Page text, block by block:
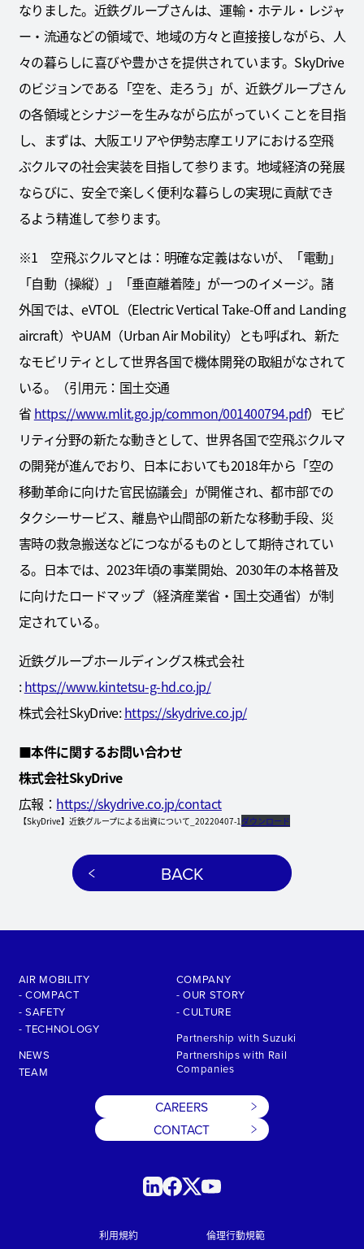
なりました。近鉄グループさんは、運輸・ホテル・レジャ
ー・流通などの領域で、地域の方々と直接接しながら、人
々の暮らしに喜びや豊かさを提供されています。SkyDrive
のビジョンである「空を、走ろう」が、近鉄グループさん
の各領域とシナジーを生みながら広がっていくことを目指
し、まずは、大阪エリアや伊勢志摩エリアにおける空飛
ぶクルマの社会実装を目指して参ります。地域経済の発展
ならびに、安全で楽しく便利な暮らしの実現に貢献でき
るよう精進して参ります。
※1 空飛ぶクルマとは：明確な定義はないが、「電動」
「自動（操縦）」「垂直離着陸」が一つのイメージ。諸
外国では、eVTOL（Electric Vertical Take-Off and Landing
aircraft）やUAM（Urban Air Mobility）とも呼ばれ、新た
なモビリティとして世界各国で機体開発の取組がなされて
いる。（引用元：国土交通
省 https://www.mlit.go.jp/common/001400794.pdf）モビ
リティ分野の新たな動きとして、世界各国で空飛ぶクルマ
の開発が進んでおり、日本においても2018年から「空の
移動革命に向けた官民協議会」が開催され、都市部での
タクシーサービス、離島や山間部の新たな移動手段、災
害時の救急搬送などにつながるものとして期待されてい
る。日本では、2023年頃の事業開始、2030年の本格普及
に向けたロードマップ（経済産業省・国土交通省）が制
定されている。
近鉄グループホールディングス株式会社
:https://www.kintetsu-g-hd.co.jp/
株式会社SkyDrive:https://skydrive.co.jp/
■本件に関するお問い合わせ
株式会社SkyDrive
広報： https://skydrive.co.jp/contact
【SkyDrive】近鉄グループによる出資について_20220407-1ダウンロード
BACK
AIR MOBILITY
- COMPACT
- SAFETY
- TECHNOLOGY
NEWS
TEAM
COMPANY
- OUR STORY
- CULTURE
Partnership with Suzuki
Partnerships with Rail
Companies
CAREERS
CONTACT
利用規約
倫理行動規範